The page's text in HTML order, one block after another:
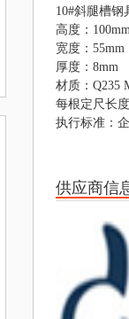
10#斜腿槽钢
高度：
宽度：55mm
厚度：8mm
材质：Q235
每根定尺长
执行标准：
供应商信